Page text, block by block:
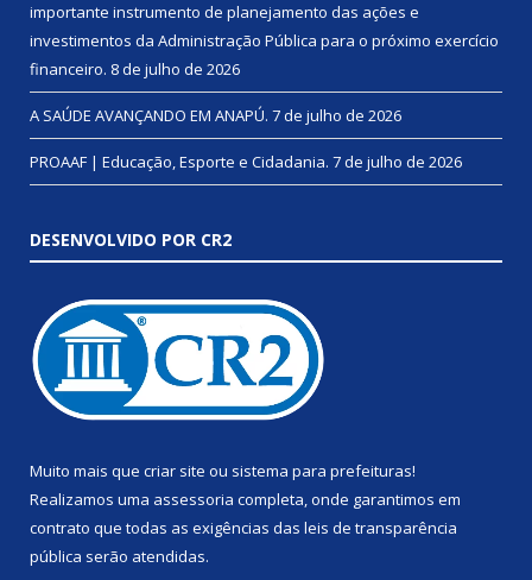
importante instrumento de planejamento das ações e
investimentos da Administração Pública para o próximo exercício
financeiro. 8 de julho de 2026
A SAÚDE AVANÇANDO EM ANAPÚ. 7 de julho de 2026
PROAAF | Educação, Esporte e Cidadania. 7 de julho de 2026
DESENVOLVIDO POR CR2
Muito mais que criar site ou sistema para prefeituras!
Realizamos uma assessoria completa, onde garantimos em
contrato que todas as exigências das leis de transparência
pública serão atendidas.